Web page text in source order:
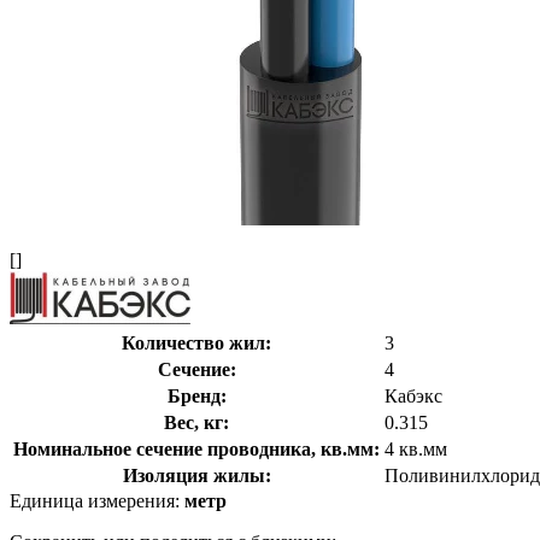
[]
Количество жил:
3
Сечение:
4
Бренд:
Кабэкс
Вес, кг:
0.315
Номинальное сечение проводника, кв.мм: 4 кв.мм
Изоляция жилы:
Единица измерения: метр